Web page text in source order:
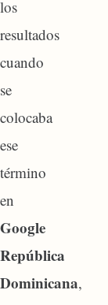
los
resultados
cuando
se
colocaba
ese
término
en
Google
República
Dominicana,